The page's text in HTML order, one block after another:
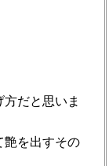
だと思いま
艶を出すその